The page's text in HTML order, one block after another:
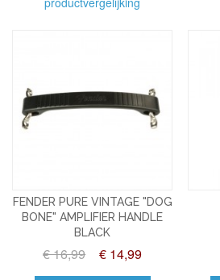
FENDER PURE VINTAGE "DOG
BONE" AMPLIFIER HANDLE
BLACK
€ 16,99 € 14,99